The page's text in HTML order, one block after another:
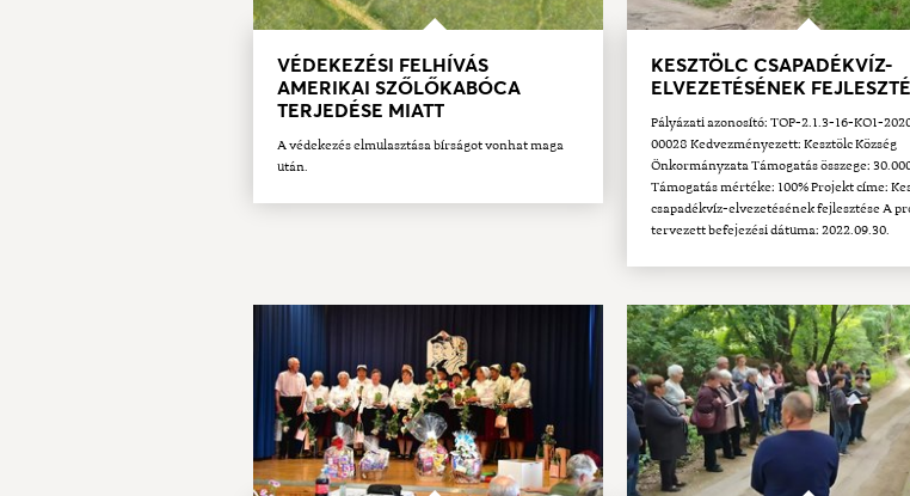
VÉDEKEZÉSI FELHÍVÁS
AMERIKAI SZŐLŐKABÓCA
TERJEDÉSE MIATT
A védekezés elmulasztása bírságot vonhat maga
után.
KESZTÖLC CSAPADÉKVÍZ-
ELVEZETÉSÉNEK
Pályázati azonosító: TOP-2.1.3-16-KO1-
00028 Kedvezményezett: Kesztölc Község
Önkormányzata Támogatás összege:
Támogatás mértéke: 100% Projekt címe:
csapadékvíz-elvezetésének fejlesztése A
tervezett befejezési dátuma: 2022.09.30.